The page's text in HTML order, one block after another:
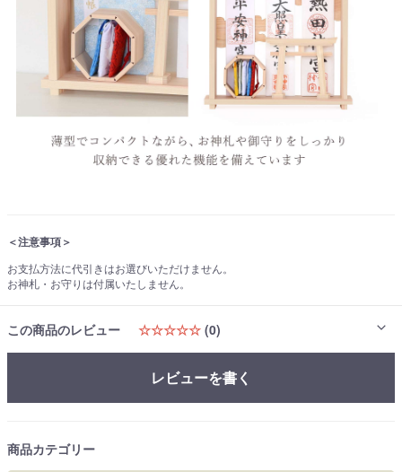
＜注意事項＞
お支払方法に代引きはお選びいただけません。
お神札・お守りは付属いたしません。
この商品のレビュー ☆☆☆☆☆ (0)
レビューを書く
商品カテゴリー